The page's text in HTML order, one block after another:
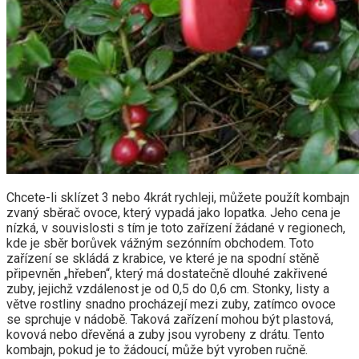
Chcete-li sklízet 3 nebo 4krát rychleji, můžete použít kombajn
zvaný sběrač ovoce, který vypadá jako lopatka. Jeho cena je
nízká, v souvislosti s tím je toto zařízení žádané v regionech,
kde je sběr borůvek vážným sezónním obchodem. Toto
zařízení se skládá z krabice, ve které je na spodní stěně
připevněn „hřeben“, který má dostatečně dlouhé zakřivené
zuby, jejichž vzdálenost je od 0,5 do 0,6 cm. Stonky, listy a
větve rostliny snadno procházejí mezi zuby, zatímco ovoce
se sprchuje v nádobě. Taková zařízení mohou být plastová,
kovová nebo dřevěná a zuby jsou vyrobeny z drátu. Tento
kombajn, pokud je to žádoucí, může být vyroben ručně.